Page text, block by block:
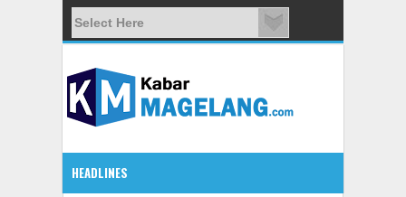
HEADLINES